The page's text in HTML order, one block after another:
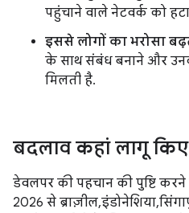
पहुंचाने वाले नेटवर्क को
इससे लोगों का भरोसा
के साथ संबंध बनाने और
मिलती है.
बदलाव कहां लागू
डेवलपर की पहचान की पुष्टि
2026 से ब्राज़ील, इंडोनेशिया,